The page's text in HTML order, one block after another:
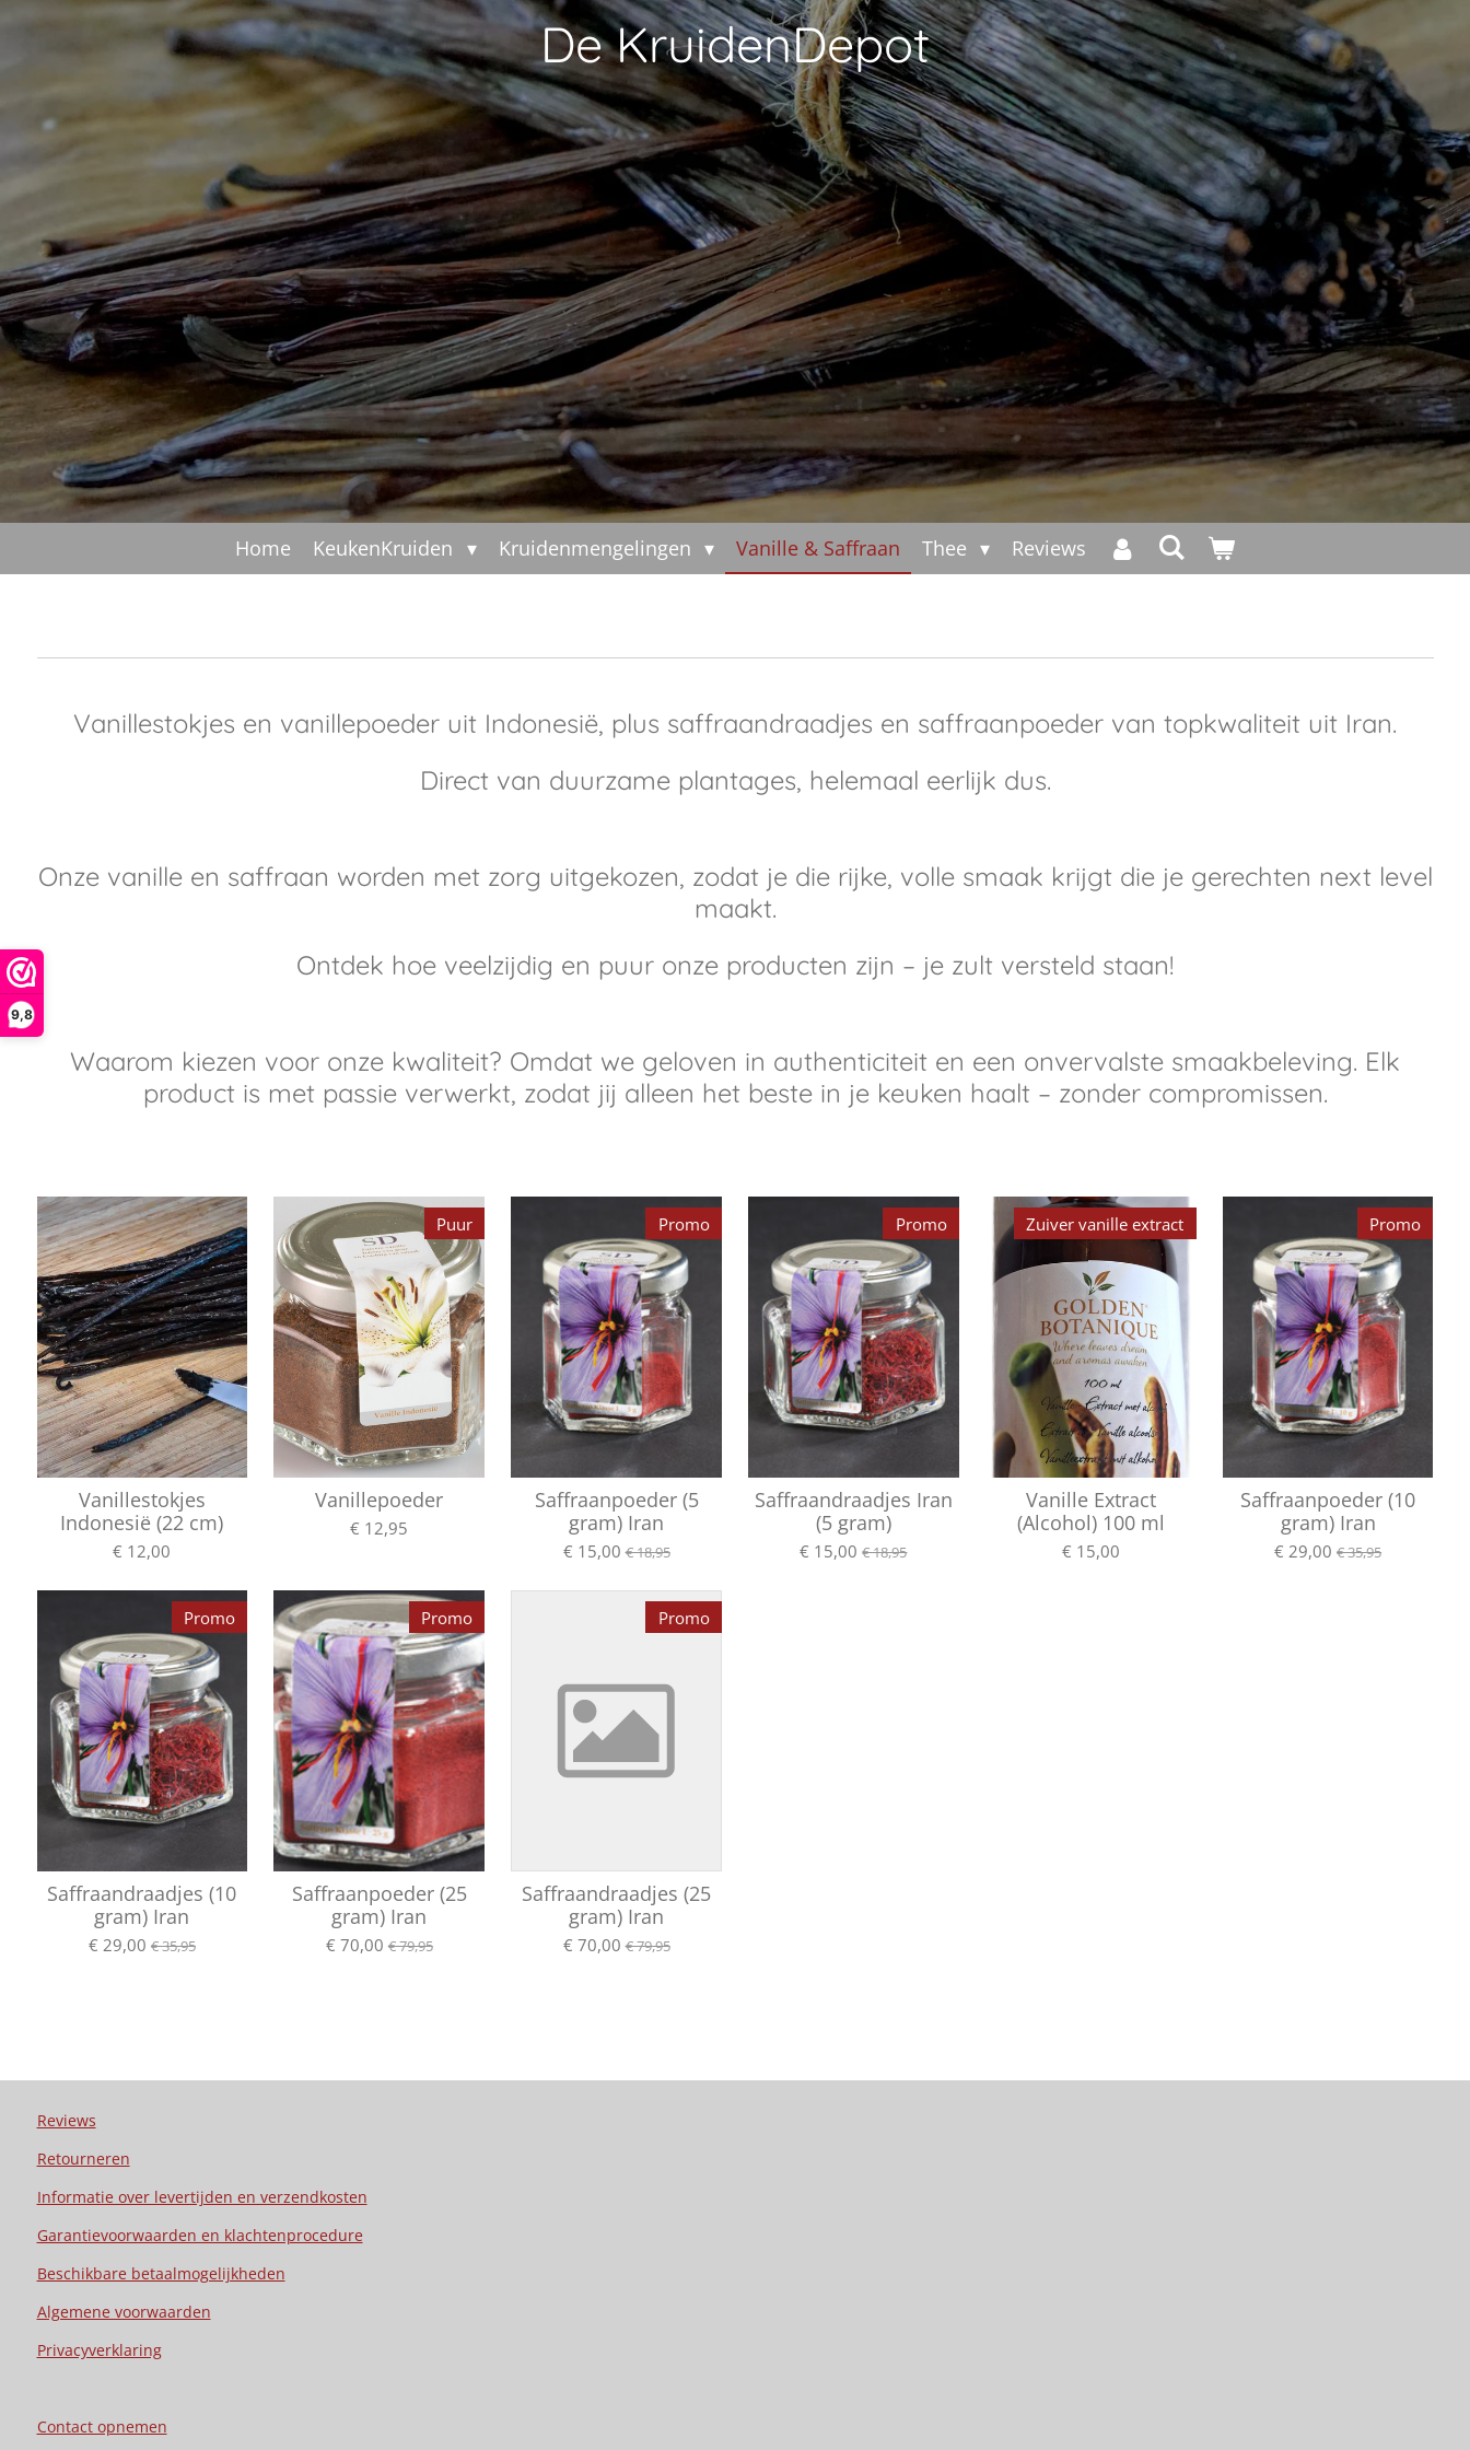
9,8
De KruidenDepot
Home KeukenKruiden Kruidenmengelingen Vanille & Saffraan Thee Reviews
Vanillestokjes en vanillepoeder uit Indonesië, plus saffraandraadjes en saffraanpoeder van topkwaliteit uit Iran.
Direct van duurzame plantages, helemaal eerlijk dus.
Onze vanille en saffraan worden met zorg uitgekozen, zodat je die rijke, volle smaak krijgt die je gerechten next level
maakt.
Ontdek hoe veelzijdig en puur onze producten zijn – je zult versteld staan!
Waarom kiezen voor onze kwaliteit? Omdat we geloven in authenticiteit en een onvervalste smaakbeleving. Elk
product is met passie verwerkt, zodat jij alleen het beste in je keuken haalt – zonder compromissen.
Vanillestokjes
Indonesië (22 cm)
€ 12,00
Puur
Vanillepoeder
€ 12,95
Promo
Saffraanpoeder (5
gram) Iran
€ 15,00 € 18,95
Promo
Saffraandraadjes Iran
(5 gram)
€ 15,00 € 18,95
Zuiver vanille extract
Vanille Extract
(Alcohol) 100 ml
€ 15,00
Promo
Saffraanpoeder (10
gram) Iran
€ 29,00 € 35,95
Promo
Saffraandraadjes (10
gram) Iran
€ 29,00 € 35,95
Promo
Saffraanpoeder (25
gram) Iran
€ 70,00 € 79,95
Promo
Saffraandraadjes (25
gram) Iran
€ 70,00 € 79,95
Reviews
Retourneren
Informatie over levertijden en verzendkosten
Garantievoorwaarden en klachtenprocedure
Beschikbare betaalmogelijkheden
Algemene voorwaarden
Privacyverklaring
Contact opnemen